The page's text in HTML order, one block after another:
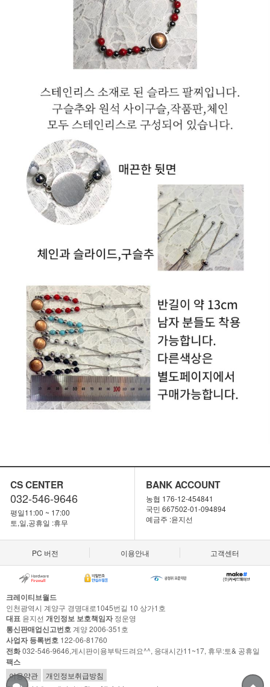
CS CENTER
032-546-9646
평일11:00 ~ 17:00
토,일,공휴일 :휴무
BANK ACCOUNT
농협 176-12-454841
국민 667502-01-094894
예금주 :윤지선
PC 버전 이용안내 고객센터
크레이티브월드
인천광역시 계양구 경명대로1045번길 10 상가1호
대표 윤지선 개인정보 보호책임자정운영
통신판매업신고번호 계양 2006-351호
사업자 등록번호 122-06-81760
전화032-546-9646,게시판이용부탁드려요^^, 응대시간11~17, 휴무:토& 공휴일
팩스
이용약관
개인정보취급방침